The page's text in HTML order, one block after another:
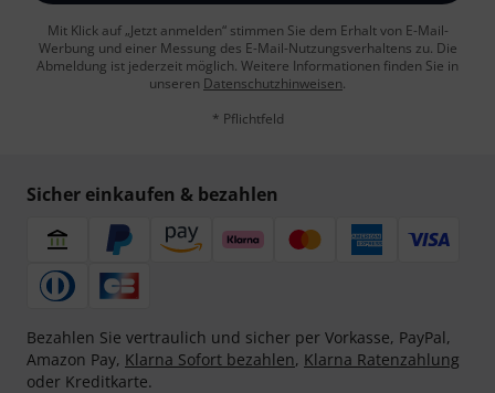
Mit Klick auf „Jetzt anmelden“ stimmen Sie dem Erhalt von E-Mail-
Werbung und einer Messung des E-Mail-Nutzungsverhaltens zu. Die
Abmeldung ist jederzeit möglich. Weitere Informationen finden Sie in
unseren Datenschutzhinweisen.
* Pflichtfeld
Sicher einkaufen & bezahlen
Bezahlen Sie vertraulich und sicher per Vorkasse, PayPal,
Amazon Pay, Klarna Sofort bezahlen, Klarna Ratenzahlung
oder Kreditkarte.